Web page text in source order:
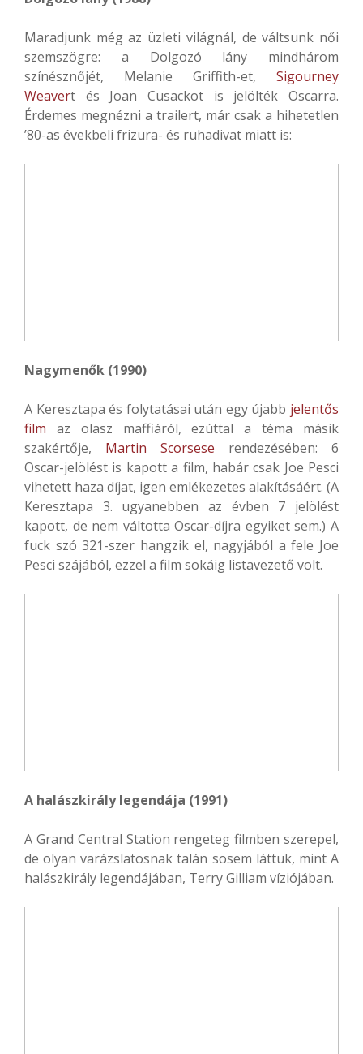
Maradjunk még az üzleti világnál, de váltsunk női
szemszögre: a Dolgozó lány mindhárom
színésznőjét, Melanie Griffith-et, Sigourney
Weavert és Joan Cusackot is jelölték Oscarra.
Érdemes megnézni a trailert, már csak a hihetetlen
’80-as évekbeli frizura- és ruhadivat miatt is:
Nagymenők (1990)
A Keresztapa és folytatásai után egy újabb jelentős
film az olasz maffiáról, ezúttal a téma másik
szakértője, Martin Scorsese rendezésében: 6
Oscar-jelölést is kapott a film, habár csak Joe Pesci
vihetett haza díjat, igen emlékezetes alakításáért. (A
Keresztapa 3. ugyanebben az évben 7 jelölést
kapott, de nem váltotta Oscar-díjra egyiket sem.) A
fuck szó 321-szer hangzik el, nagyjából a fele Joe
Pesci szájából, ezzel a film sokáig listavezető volt.
A halászkirály legendája (1991)
A Grand Central Station rengeteg filmben szerepel,
de olyan varázslatosnak talán sosem láttuk, mint A
halászkirály legendájában, Terry Gilliam víziójában.